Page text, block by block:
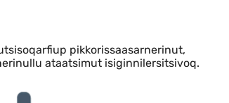
pikkorissaasarnerinut,
ataatsimut isiginnilersitsivoq.